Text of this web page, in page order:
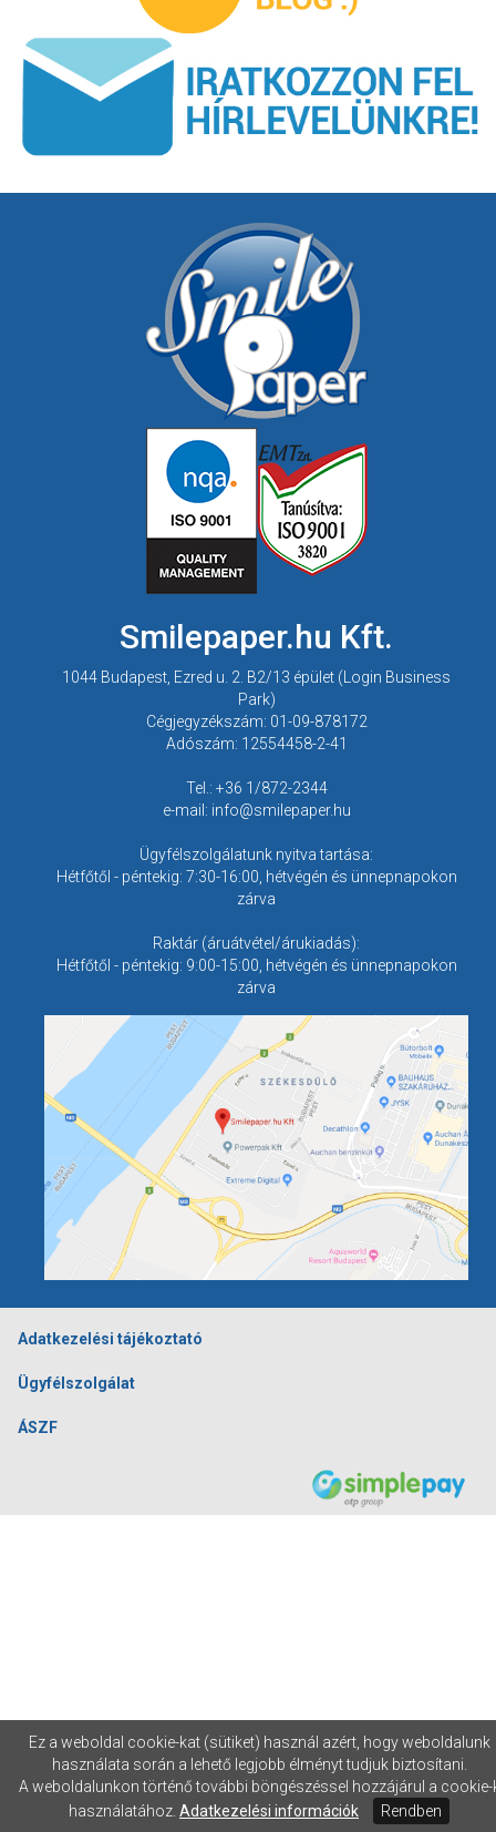
Smilepaper.hu Kft.
1044 Budapest, Ezred u. 2. B2/13 épület (Login Business
Park)
Cégjegyzékszám: 01-09-878172
Adószám: 12554458-2-41
Tel.: +36 1/872-2344
e-mail: info@smilepaper.hu
Ügyfélszolgálatunk nyitva tartása:
Hétfőtől - péntekig: 7:30-16:00, hétvégén és ünnepnapokon
zárva
Raktár (áruátvétel/árukiadás):
Hétfőtől - péntekig: 9:00-15:00, hétvégén és ünnepnapokon
zárva
Adatkezelési tájékoztató
Ügyfélszolgálat
ÁSZF
Ez a weboldal cookie-kat (sütiket) használ azért, hogy weboldalunk
használata során a lehető legjobb élményt tudjuk biztosítani.
A weboldalunkon történő további böngészéssel hozzájárul a cookie-
használatához. Adatkezelési információk Rendben